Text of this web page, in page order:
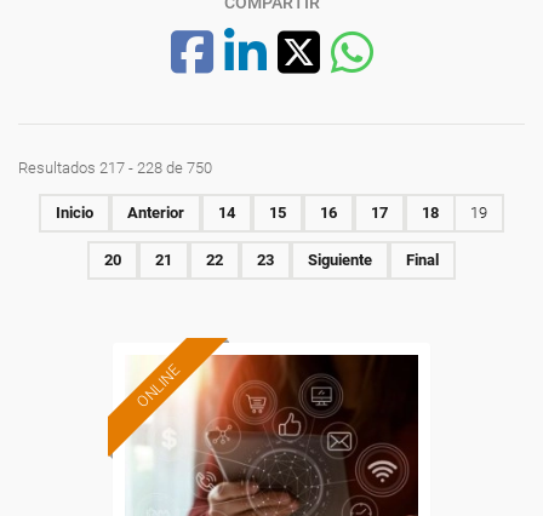
Resultados 217 - 228 de 750
Inicio Anterior 14 15 16 17 18 19
20 21 22 23 Siguiente Final
ONLINE